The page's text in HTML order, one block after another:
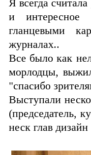
Я всегда
и интересное
гланцевыми
журналах..
Все было как
морлодцы,
"спасибо
Выступали
(председатель,
неск глав